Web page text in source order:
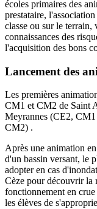
écoles primaires des
prestataire,
classe ou sur le terrain,
connaissances des
l'acquisition des bons
Lancement des
Les premières
CM1 et CM2 de Saint
Meyrannes (CE2,
CM2) .
Après une animation
d'un bassin versant, le
adopter en cas
Cèze pour découvrir la
fonctionnement en
les élèves de